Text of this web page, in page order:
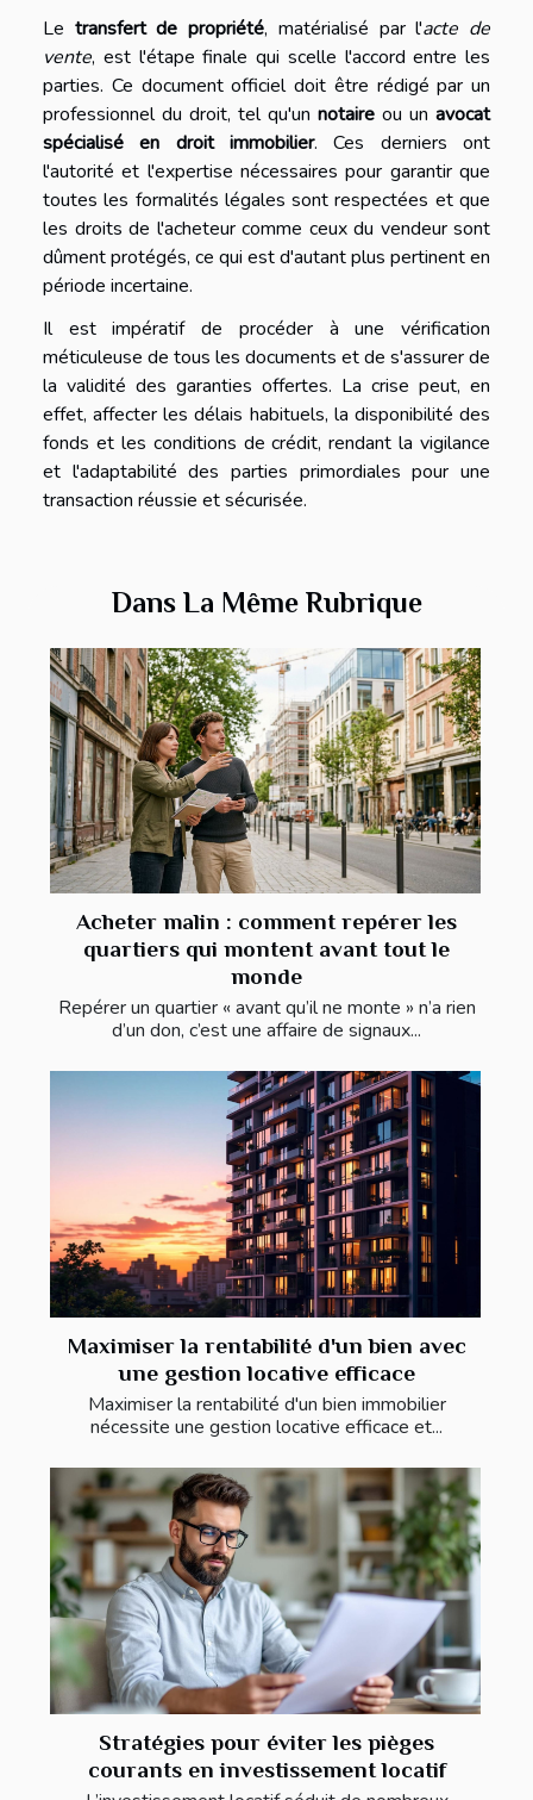
Le transfert de propriété, matérialisé par l'acte de
vente, est l'étape finale qui scelle l'accord entre les
parties. Ce document officiel doit être rédigé par un
professionnel du droit, tel qu'un notaire ou un avocat
spécialisé en droit immobilier. Ces derniers ont
l'autorité et l'expertise nécessaires pour garantir que
toutes les formalités légales sont respectées et que
les droits de l'acheteur comme ceux du vendeur sont
dûment protégés, ce qui est d'autant plus pertinent en
période incertaine.
Il est impératif de procéder à une vérification
méticuleuse de tous les documents et de s'assurer de
la validité des garanties offertes. La crise peut, en
effet, affecter les délais habituels, la disponibilité des
fonds et les conditions de crédit, rendant la vigilance
et l'adaptabilité des parties primordiales pour une
transaction réussie et sécurisée.
Dans La Même Rubrique
Acheter malin : comment repérer les
quartiers qui montent avant tout le
monde
Repérer un quartier « avant qu’il ne monte » n’a rien
d’un don, c’est une affaire de signaux...
Maximiser la rentabilité d'un bien avec
une gestion locative efficace
Maximiser la rentabilité d'un bien immobilier
nécessite une gestion locative efficace et...
Stratégies pour éviter les pièges
courants en investissement locatif